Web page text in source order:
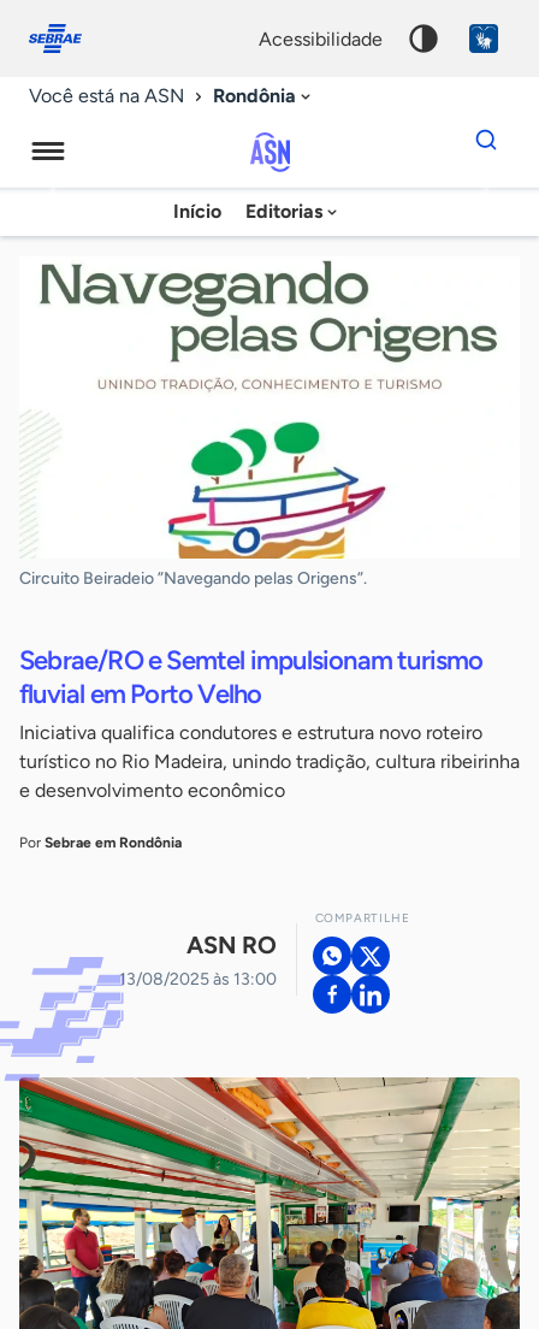
conosco
acessibilidade
Você está na ASN Rondônia
Agência
Sebrae
de
Notícias
Início Editorias
Dados
para
chave
Circuito Beiradeio ”Navegando pelas Origens”.
Sebrae/RO e Semtel impulsionam turismo
fluvial em Porto Velho
Iniciativa qualifica condutores e estrutura novo roteiro
turístico no Rio Madeira, unindo tradição, cultura ribeirinha
e desenvolvimento econômico
Por Sebrae em Rondônia
ASN RO
13/08/2025 às 13:00
COMPARTILHE